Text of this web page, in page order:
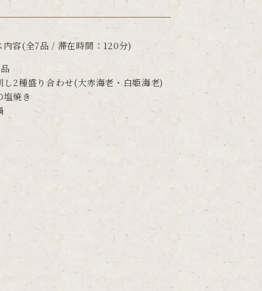
内容(全7品 / 滞在時間：120分)
し2種盛り合わせ(大赤海老・白姫海老)
塩焼き